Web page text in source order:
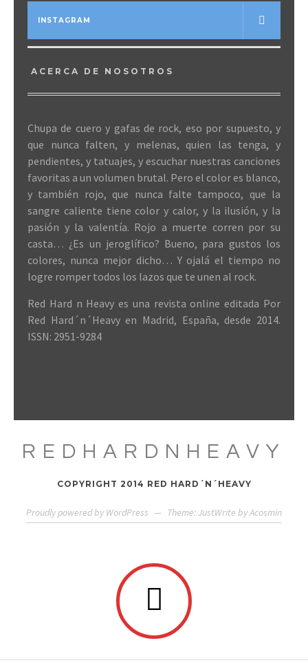
INSTAGRAM
ACERCA DE NOSOTROS
Chupa de cuero y gafas de rock, eso por supuesto, y
que nunca falten, y melenas, quien las tenga, y
pendientes, y tatuajes, y escuchar nuestras canciones
favoritas a un volumen brutal. Pero el color es blanco,
y también rojo, que nunca falte tampoco, que la
sangre caliente tiene color y calor, y la ilusión, y la
pasión y la valentía. Rojo a muerte corren por su
casta… ¿Es un jeroglífico? Bueno, para gustos los
colores, nunca mejor dicho… Y ojalá el tiempo no
logre romper todos los lazos que te unen al rock.
Red Hard n Heavy es una revista online editada Por
Red Hard´n´Heavy en Madrid, España, desde 2014.
ISSN: 2951-9284
REDHARDNHEAVY
COPYRIGHT 2014 RED HARD´N´HEAVY
Proudly powered by WordPress — Theme: JustWrite byAcosmin